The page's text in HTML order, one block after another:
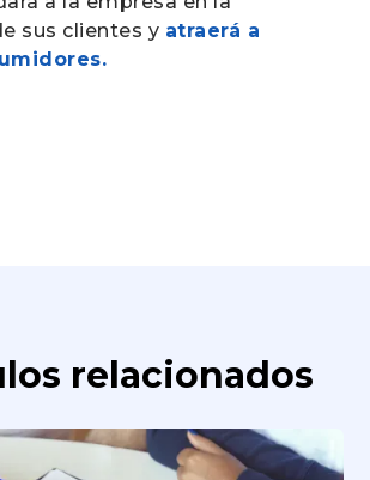
sus clientes y atraerá a
relacionados